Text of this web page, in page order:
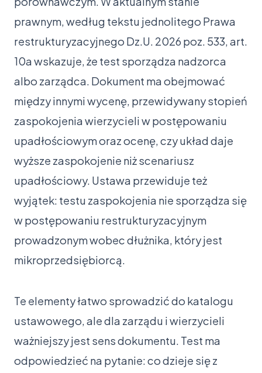
prawnym, według tekstu jednolitego Prawa
restrukturyzacyjnego Dz.U. 2026 poz. 533, art.
10a wskazuje, że test sporządza nadzorca
albo zarządca. Dokument ma obejmować
między innymi wycenę, przewidywany stopień
zaspokojenia wierzycieli w postępowaniu
upadłościowym oraz ocenę, czy układ daje
wyższe zaspokojenie niż scenariusz
upadłościowy. Ustawa przewiduje też
wyjątek: testu zaspokojenia nie sporządza się
w postępowaniu restrukturyzacyjnym
prowadzonym wobec dłużnika, który jest
mikroprzedsiębiorcą.
Te elementy łatwo sprowadzić do katalogu
ustawowego, ale dla zarządu i wierzycieli
ważniejszy jest sens dokumentu. Test ma
odpowiedzieć na pytanie: co dzieje się z